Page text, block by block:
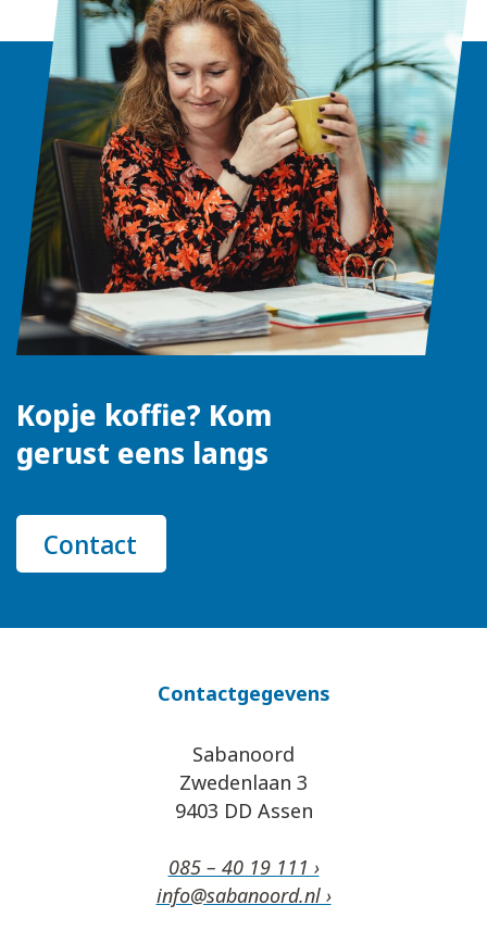
Kopje koffie? Kom
gerust eens langs
Contact
Contactgegevens
Sabanoord
Zwedenlaan 3
9403 DD Assen
085 – 40 19 111 ›
info@sabanoord.nl ›